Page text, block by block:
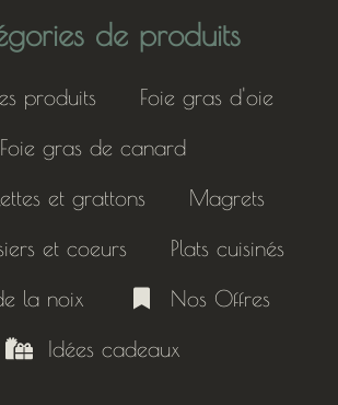
de produits
produits
Foie gras d'oie
Foie gras de canard
et grattons
Magrets
et coeurs
Plats cuisinés
la noix
Nos Offres
Idées cadeaux